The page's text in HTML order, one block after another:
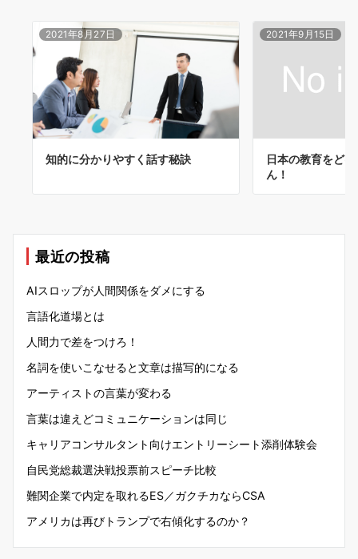
2021年8月27日
知的に分かりやすく話す秘訣
2021年9月15日
日本の教育をど
ん！
最近の投稿
AIスロップが人間関係をダメにする
言語化道場とは
人間力で差をつけろ！
名詞を使いこなせると文章は描写的になる
アーティストの言葉が変わる
言葉は違えどコミュニケーションは同じ
キャリアコンサルタント向けエントリーシート添削体験会
自民党総裁選決戦投票前スピーチ比較
難関企業で内定を取れるES／ガクチカならCSA
アメリカは再びトランプで右傾化するのか？